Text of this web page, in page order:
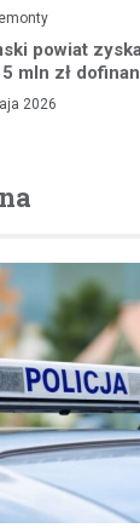
powiat
mln zł
2026